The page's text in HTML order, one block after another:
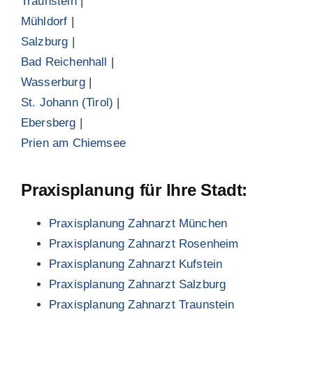
Mühldorf |
Salzburg |
Bad Reichenhall |
Wasserburg|
St. Johann (Tirol) |
Ebersberg |
Prien am Chiemsee
Praxisplanung für Ihre Stadt:
Praxisplanung Zahnarzt München
Praxisplanung Zahnarzt Rosenheim
Praxisplanung Zahnarzt Kufstein
Praxisplanung Zahnarzt Salzburg
Praxisplanung Zahnarzt Traunstein